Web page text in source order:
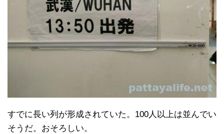
すでに長い列が形成されていた。100人以上は並んでい
そうだ。おそろしい。